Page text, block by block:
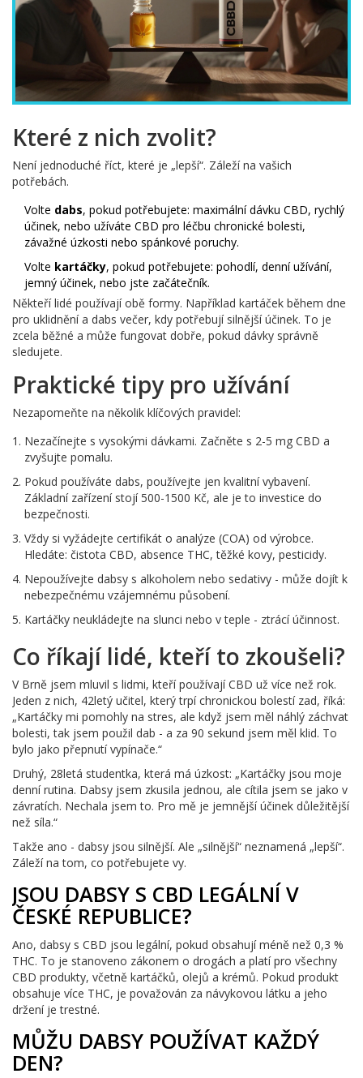
Které z nich zvolit?
Není jednoduché říct, které je „lepší“. Záleží na vašich
potřebách.
Volte dabs, pokud potřebujete: maximální dávku CBD, rychlý
účinek, nebo užíváte CBD pro léčbu chronické bolesti,
závažné úzkosti nebo spánkové poruchy.
Volte kartáčky, pokud potřebujete: pohodlí, denní užívání,
jemný účinek, nebo jste začátečník.
Někteří lidé používají obě formy. Například kartáček během dne
pro uklidnění a dabs večer, kdy potřebují silnější účinek. To je
zcela běžné a může fungovat dobře, pokud dávky správně
sledujete.
Praktické tipy pro užívání
Nezapomeňte na několik klíčových pravidel:
Nezačínejte s vysokými dávkami. Začněte s 2-5 mg CBD a
zvyšujte pomalu.
Pokud používáte dabs, používejte jen kvalitní vybavení.
Základní zařízení stojí 500-1500 Kč, ale je to investice do
bezpečnosti.
Vždy si vyžádejte certifikát o analýze (COA) od výrobce.
Hledáte: čistota CBD, absence THC, těžké kovy, pesticidy.
Nepoužívejte dabsy s alkoholem nebo sedativy - může dojít k
nebezpečnému vzájemnému působení.
Kartáčky neukládejte na slunci nebo v teple - ztrácí účinnost.
Co říkají lidé, kteří to zkoušeli?
V Brně jsem mluvil s lidmi, kteří používají CBD už více než rok.
Jeden z nich, 42letý učitel, který trpí chronickou bolestí zad, říká:
„Kartáčky mi pomohly na stres, ale když jsem měl náhlý záchvat
bolesti, tak jsem použil dab - a za 90 sekund jsem měl klid. To
bylo jako přepnutí vypínače.“
Druhý, 28letá studentka, která má úzkost: „Kartáčky jsou moje
denní rutina. Dabsy jsem zkusila jednou, ale cítila jsem se jako v
závratích. Nechala jsem to. Pro mě je jemnější účinek důležitější
než síla.“
Takže ano - dabsy jsou silnější. Ale „silnější“ neznamená „lepší“.
Záleží na tom, co potřebujete vy.
JSOU DABSY S CBD LEGÁLNÍ V
ČESKÉ REPUBLICE?
Ano, dabsy s CBD jsou legální, pokud obsahují méně než 0,3 %
THC. To je stanoveno zákonem o drogách a platí pro všechny
CBD produkty, včetně kartáčků, olejů a krémů. Pokud produkt
obsahuje více THC, je považován za návykovou látku a jeho
držení je trestné.
MŮŽU DABSY POUŽÍVAT KAŽDÝ
DEN?